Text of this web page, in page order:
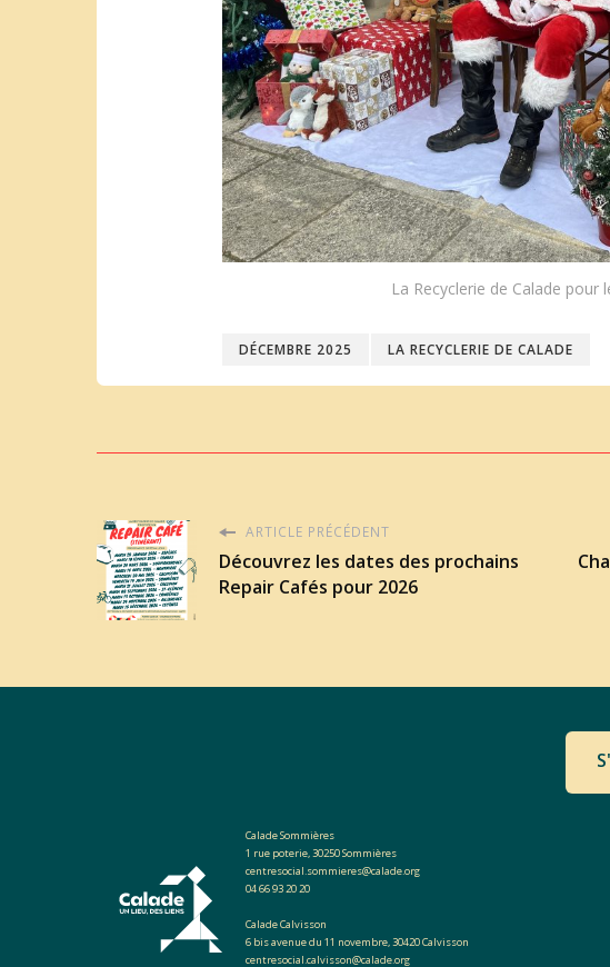
La Recyclerie de Calade pour
DÉCEMBRE 2025 LA RECYCLERIE DE CALADE
ARTICLE PRÉCÉDENT
Découvrez les dates des prochains
Repair Cafés pour 2026
Calade Sommières
1 rue poterie, 30250 Sommières
centresocial.sommieres@calade.org
04 66 93 20 20
Calade Calvisson
6 bis avenue du 11 novembre, 30420 Calvisson
centresocial.calvisson@calade.org